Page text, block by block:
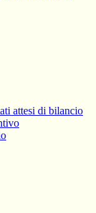
attesi di bilancio